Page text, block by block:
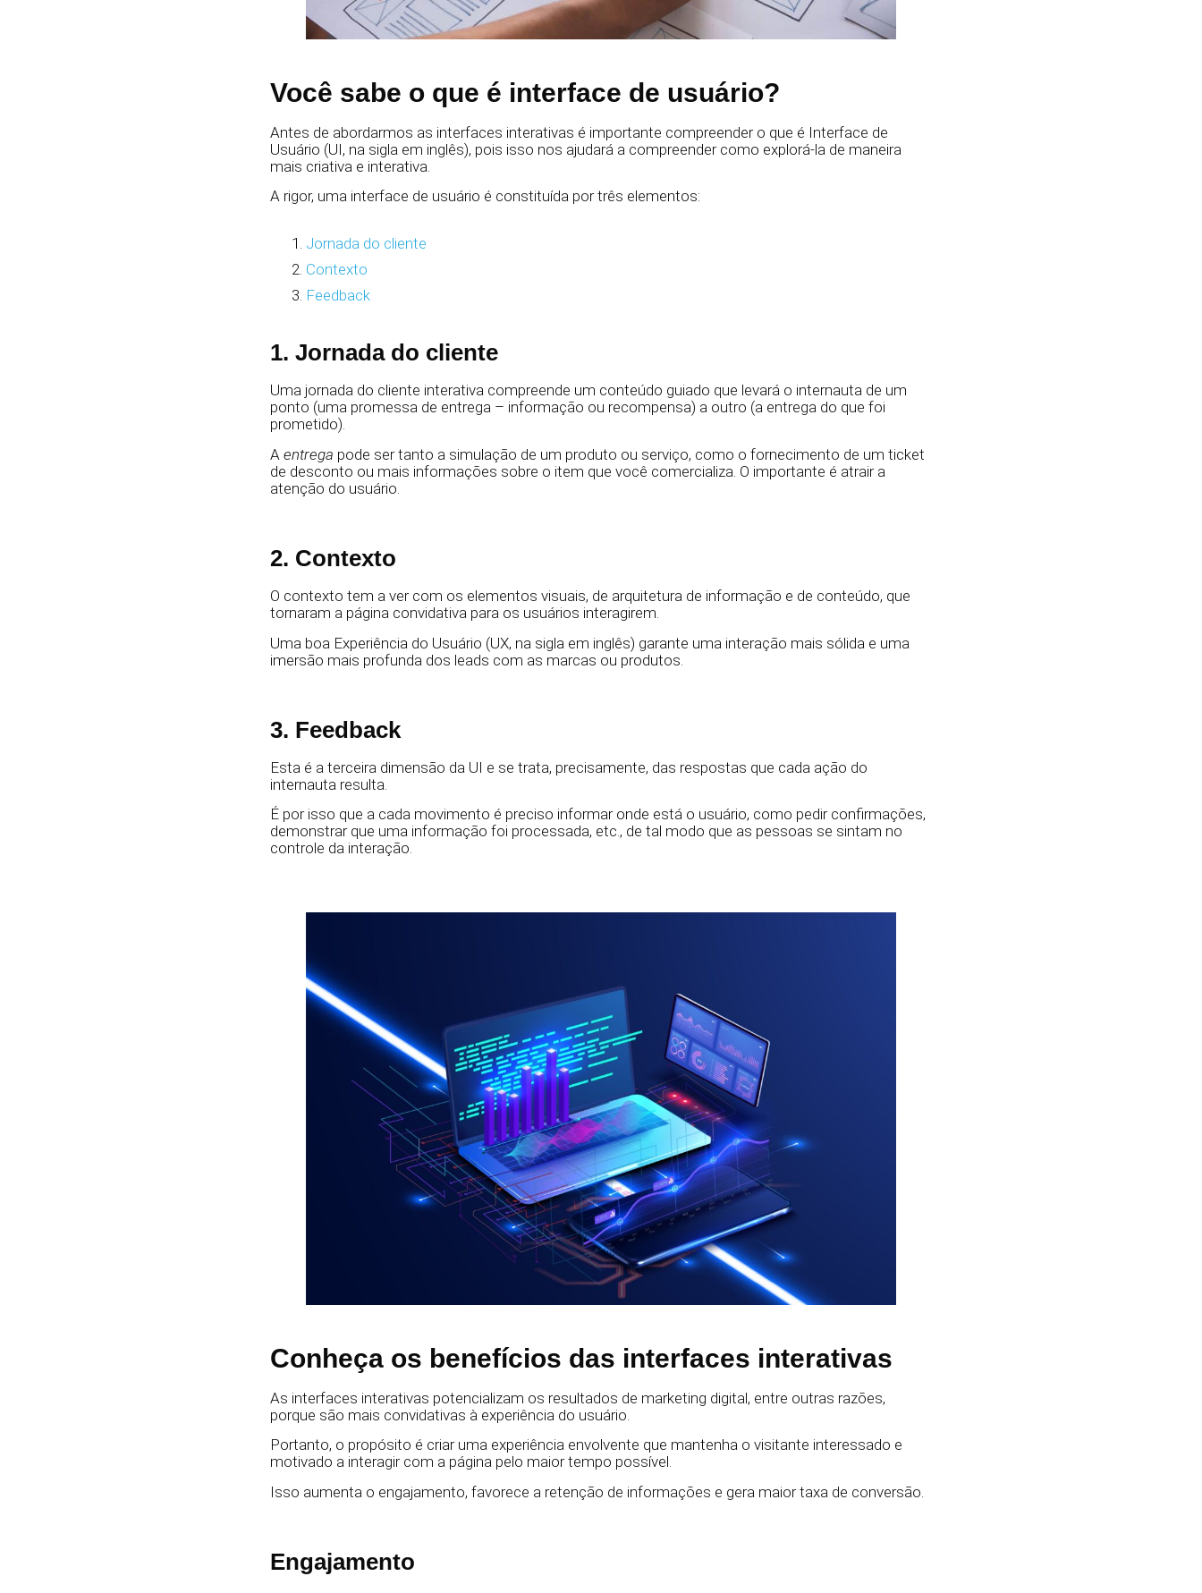
Você sabe o que é interface de usuário?
Antes de abordarmos as interfaces interativas é importante compreender o que é Interface de
Usuário (UI, na sigla em inglês), pois isso nos ajudará a compreender como explorá-la de maneira
mais criativa e interativa.
A rigor, uma interface de usuário é constituída por três elementos:
Jornada do cliente
Contexto
Feedback
1. Jornada do cliente
Uma jornada do cliente interativa compreende um conteúdo guiado que levará o internauta de um
ponto (uma promessa de entrega – informação ou recompensa) a outro (a entrega do que foi
prometido).
A entrega pode ser tanto a simulação de um produto ou serviço, como o fornecimento de um ticket
de desconto ou mais informações sobre o item que você comercializa. O importante é atrair a
atenção do usuário.
2. Contexto
O contexto tem a ver com os elementos visuais, de arquitetura de informação e de conteúdo, que
tornaram a página convidativa para os usuários interagirem.
Uma boa Experiência do Usuário (UX, na sigla em inglês) garante uma interação mais sólida e uma
imersão mais profunda dos leads com as marcas ou produtos.
3. Feedback
Esta é a terceira dimensão da UI e se trata, precisamente, das respostas que cada ação do
internauta resulta.
É por isso que a cada movimento é preciso informar onde está o usuário, como pedir confirmações,
demonstrar que uma informação foi processada, etc., de tal modo que as pessoas se sintam no
controle da interação.
Conheça os benefícios das interfaces interativas
As interfaces interativas potencializam os resultados de marketing digital, entre outras razões,
porque são mais convidativas à experiência do usuário.
Portanto, o propósito é criar uma experiência envolvente que mantenha o visitante interessado e
motivado a interagir com a página pelo maior tempo possível.
Isso aumenta o engajamento, favorece a retenção de informações e gera maior taxa de conversão.
Engajamento